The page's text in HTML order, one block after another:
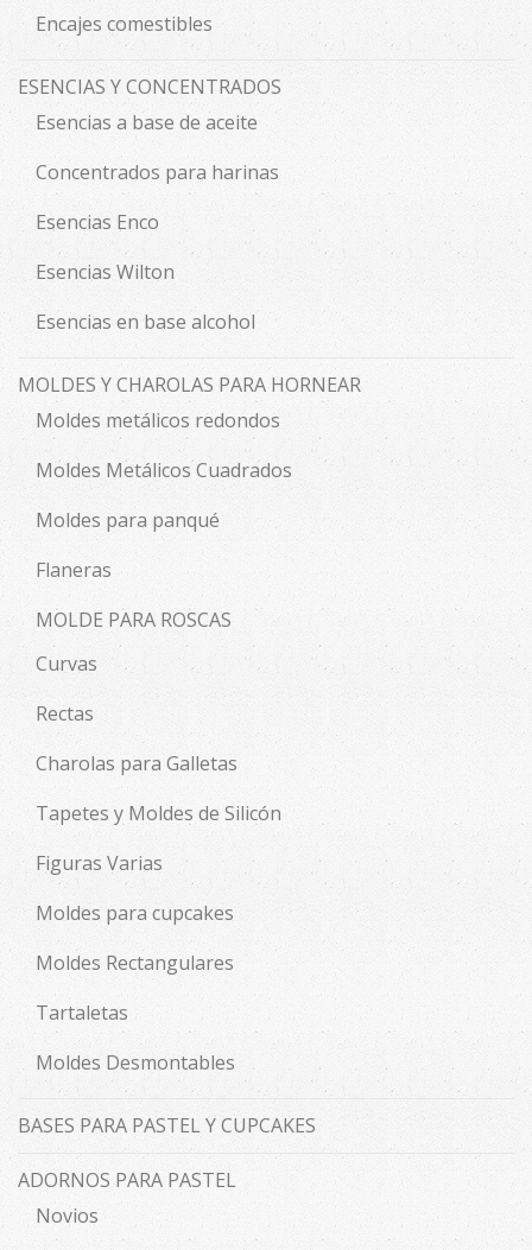
Encajes comestibles
ESENCIAS Y CONCENTRADOS
Esencias a base de aceite
Concentrados para harinas
Esencias Enco
Esencias Wilton
Esencias en base alcohol
MOLDES Y CHAROLAS PARA HORNEAR
Moldes metálicos redondos
Moldes Metálicos Cuadrados
Moldes para panqué
Flaneras
MOLDE PARA ROSCAS
Curvas
Rectas
Charolas para Galletas
Tapetes y Moldes de Silicón
Figuras Varias
Moldes para cupcakes
Moldes Rectangulares
Tartaletas
Moldes Desmontables
BASES PARA PASTEL Y CUPCAKES
ADORNOS PARA PASTEL
Novios